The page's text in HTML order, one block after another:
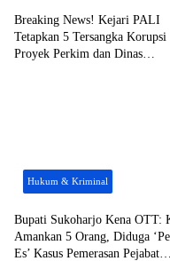
Breaking News! Kejari PALI
Tetapkan 5 Tersangka Korupsi
Proyek Perkim dan Dinas
Hukum & Kriminal
​Bupati Sukoharjo Kena OTT:
Amankan 5 Orang, Diduga
Es’ Kasus Pemerasan Pejabat